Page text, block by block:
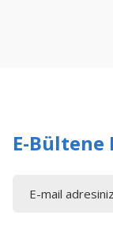
E-Bültene